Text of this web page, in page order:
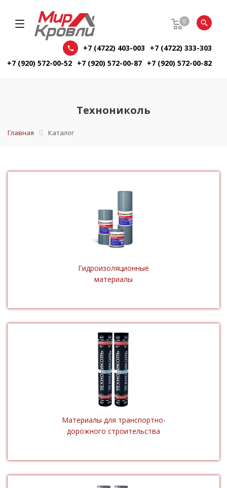
0
+7 (4722) 403-003
+7 (4722) 333-303
+7 (920) 572-00-52 +7 (920) 572-00-87 +7 (920) 572-00-82
Технониколь
Главная Каталог
Гидроизоляционные
материалы
Материалы для транспортно-
дорожного строительства